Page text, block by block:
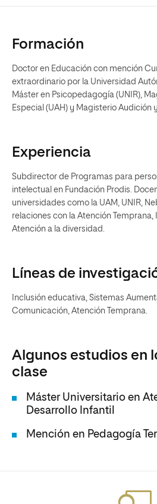
Formación
Doctor en Educación con mención
extraordinario por la Universidad
Máster en Psicopedagogía (UNIR),
Especial (UAH) y Magisterio Audición
Experiencia
Subdirector de Programas para
intelectual en Fundación Prodis.
universidades como la UAM, UNIR,
relaciones con la Atención Temprana,
Atención a la diversidad.
Líneas de
Inclusión educativa, Sistemas
Comunicación, Atención Temprana.
Algunos estudios en
clase
Máster Universitario en
Desarrollo Infantil
Mención en Pedagogía